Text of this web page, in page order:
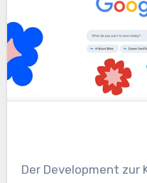
Der Development zur KI-Weiterbildung geht